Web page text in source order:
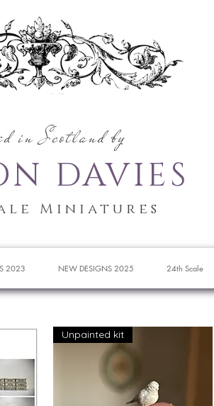
in Scotland by
DAVIES
Miniatures
2023 NEW DESIGNS 2025 24th Scale
Unpainted kit